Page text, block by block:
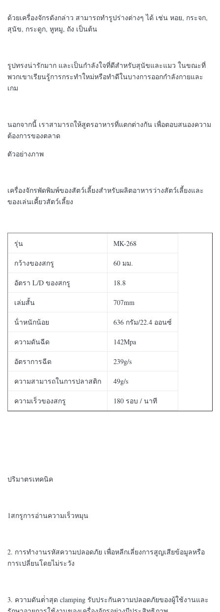
ด้วยเครื่องจักรดังกล่าว สามารถทํารูปร่างต่างๆ ได้ เช่น หอย, กระจก,
สุนัข, กระดูก, หูหมู, ถัง เป็นต้น
รูปทรงน่ารักมาก และเป็นกําลังใจที่ดีสําหรับสุนัขและแมว ในขณะที่
พวกเขาเรียนรู้การกระทําใหม่หรือทําดีในบางการออกกําลังกายและ
เกม
นอกจากนี้ เราสามารถให้สูตรอาหารที่แตกต่างกัน เพื่อตอบสนองความ
ต้องการของตลาด
ตัวอย่างภาพ
เครื่องจักรพัดพิมพ์ของสัตว์เลี้ยงสําหรับผลิตอาหารว่างสัตว์เลี้ยงและ
ของเล่นเคี้ยวสัตว์เลี้ยง
รุ่น MK-268
กว้างของสกรู 60 มม.
อัตรา L/D ของสกรู 18.8
เล่มสั้น 707mm
น้ําหนักน้อย 636 กรัม/22.4 ออนซ์
ความดันฉีด 142Mpa
อัตราการฉีด 239g/s
ความสามารถในการปลาสติก 49g/s
ความเร็วของสกรู 180 รอบ / นาที
ปริมาตรเทคนิค
1สกรูการอ่านความเร็วหมุน
2. การทํางานรหัสความปลอดภัย เพื่อหลีกเลี่ยงการสูญเสียข้อมูลหรือ
การเปลี่ยนโดยไม่ระวัง
3. ความดันต่ําสุด clamping รับประกันความปลอดภัยของผู้ใช้งานและ